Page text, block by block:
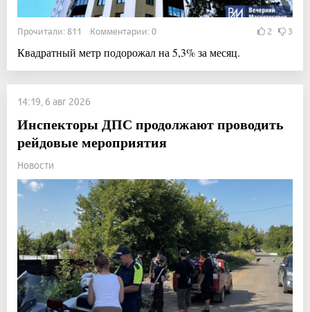
Прочитали: 811 Комментарии: 0 2 3
Квадратный метр подорожал на 5,3% за месяц.
14:19, 6 авг 2026
Инспекторы ДПС продолжают проводить
рейдовые мероприятия
Новости